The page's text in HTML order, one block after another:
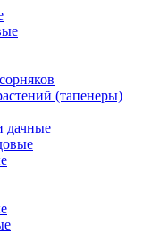
(тапенеры)
дачные